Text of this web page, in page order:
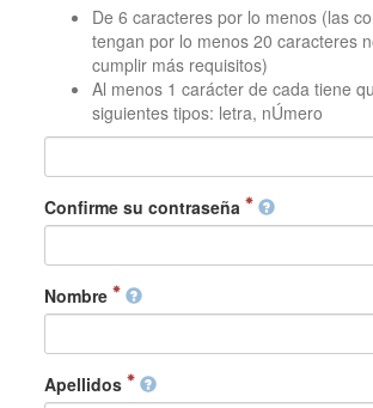
De 6 caracteres por lo menos (las
tengan por lo menos 20 caracteres
cumplir más requisitos)
Al menos 1 carácter de cada tiene
siguientes tipos: letra, nÚmero
Confirme su contraseña
Nombre
Apellidos